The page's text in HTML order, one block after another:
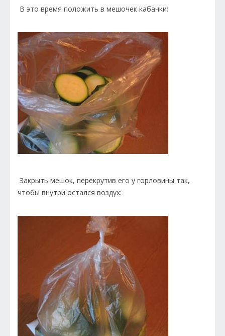
В это время положить в мешочек кабачки:
Закрыть мешок, перекрутив его у горловины так,
чтобы внутри остался воздух: